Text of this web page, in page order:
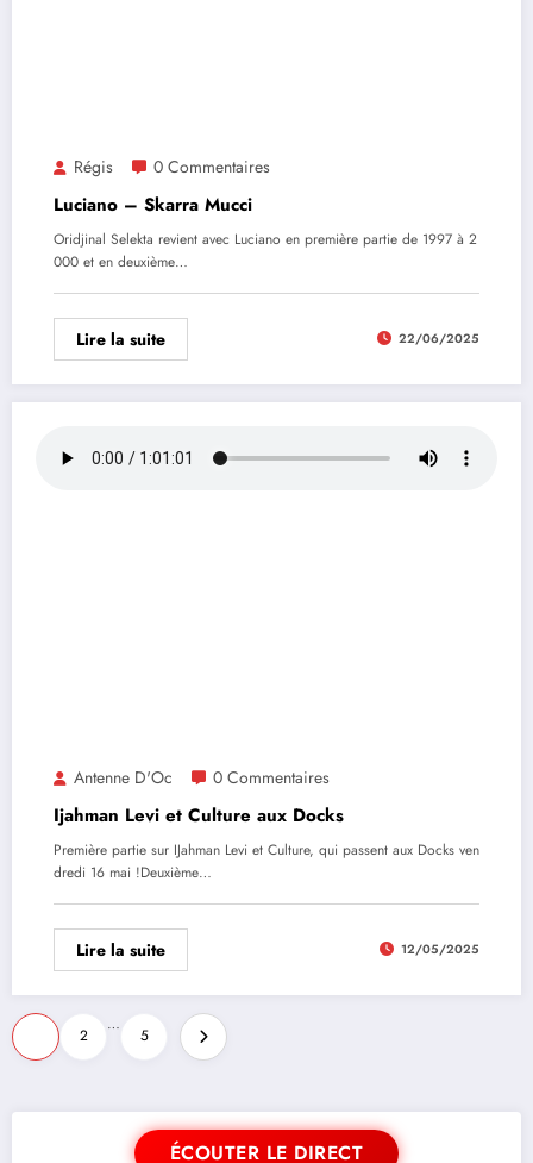
Régis 0 Commentaires
Luciano – Skarra Mucci
Oridjinal Selekta revient avec Luciano en première partie de 1997 à 2
000 et en deuxième…
Lire la suite 22/06/2025
Antenne D'Oc 0 Commentaires
Ijahman Levi et Culture aux Docks
Première partie sur IJahman Levi et Culture, qui passent aux Docks ven
dredi 16 mai !Deuxième…
Lire la suite 12/05/2025
2
…
5
ÉCOUTER LE DIRECT